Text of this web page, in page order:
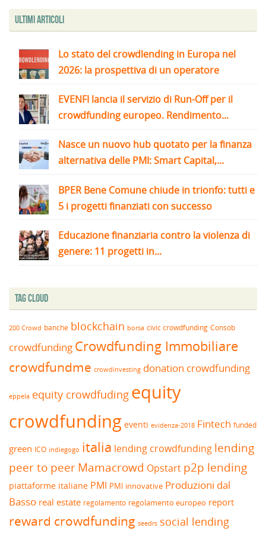
Ultimi articoli
Lo stato del crowdlending in Europa nel
2026: la prospettiva di un operatore
EVENFI lancia il servizio di Run-Off per il
crowdfunding europeo. Rendimento...
Nasce un nuovo hub quotato per la finanza
alternativa delle PMI: Smart Capital,...
BPER Bene Comune chiude in trionfo: tutti e
5 i progetti finanziati con successo
Educazione finanziaria contro la violenza di
genere: 11 progetti in...
Tag Cloud
200 Crowd banche blockchain borsa civic crowdfunding Consob
crowdfunding Crowdfunding Immobiliare
crowdfundme crowdinvesting donation crowdfunding
eppela equity crowdfuding equity
crowdfunding eventi evidenza-2018 Fintech funded
green ICO indiegogo italia lending crowdfunding lending
peer to peerMamacrowd Opstart p2p lending
piattaforme italiane PMI PMI innovative Produzioni dal
Basso real estate regolamento regolamento europeo report
reward crowdfunding seedrs social lending